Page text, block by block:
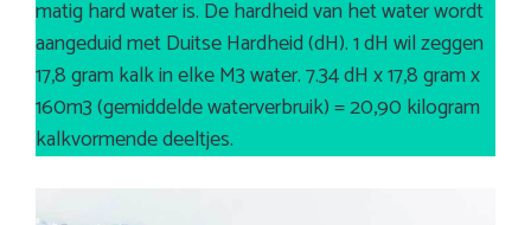
matig hard water is. De hardheid van het water wordt
aangeduid met Duitse Hardheid (dH). 1 dH wil zeggen
17,8 gram kalk in elke M3 water. 7.34 dH x 17,8 gram x
160m3 (gemiddelde waterverbruik) = 20,90 kilogram
kalkvormende deeltjes.